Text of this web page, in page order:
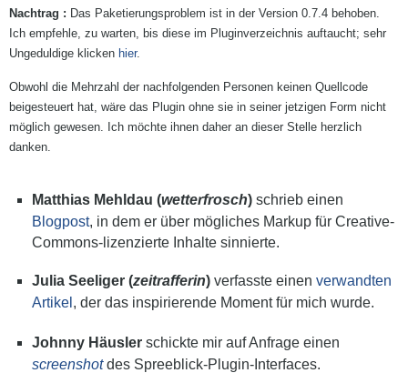
Das Paketierungsproblem ist in der Version 0.7.4 behoben.
Ich empfehle, zu warten, bis diese im Pluginverzeichnis auftaucht; sehr
Ungeduldige klicken hier.
Obwohl die Mehrzahl der nachfolgenden Personen keinen Quellcode
beigesteuert hat, wäre das Plugin ohne sie in seiner jetzigen Form nicht
möglich gewesen. Ich möchte ihnen daher an dieser Stelle herzlich
danken.
Matthias Mehldau (wetterfrosch) schrieb einen
Blogpost, in dem er über mögliches Markup für Creative-
Commons-lizenzierte Inhalte sinnierte.
Julia Seeliger (zeitrafferin) verfasste einen verwandten
Artikel , der das inspirierende Moment für mich wurde.
Johnny Häusler schickte mir auf Anfrage einen
screenshotdes Spreeblick-Plugin-Interfaces.